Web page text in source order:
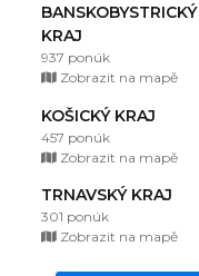
BANSKOBYSTRICKÝ
KRAJ
937 ponúk
Zobrazit na mapě
KOŠICKÝ KRAJ
457 ponúk
Zobrazit na mapě
TRNAVSKÝ KRAJ
301 ponúk
Zobrazit na mapě